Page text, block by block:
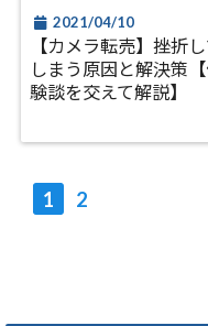
2021/04/10
【カメラ転売】挫折
しまう原因と解決策
験談を交えて解説】
1 2